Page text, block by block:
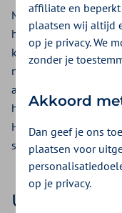
Met huishoudelijke
het overnemen van
klanten die door hun
niet meer (helemaal)
aan opruimen,
huisdieren, bedden
Huishoudelijke hulp
schoonhouden van
U kunt
affiliate en
plaatsen wij altijd
op je privacy. We
zonder je
Akkoord
Dan geef je ons
plaatsen voor
op je privacy.